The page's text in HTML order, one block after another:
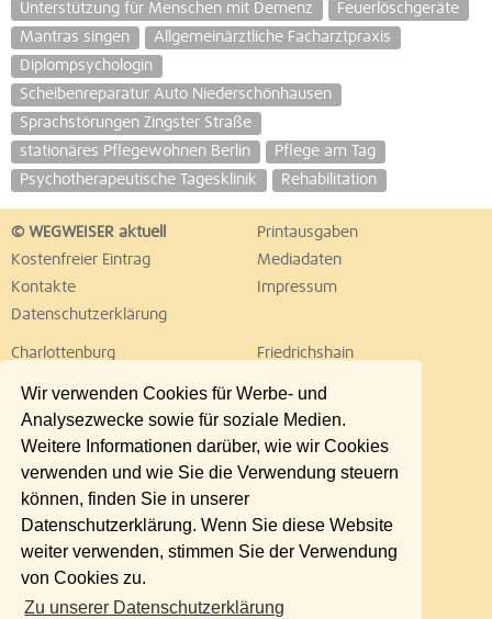
Wir verwenden Cookies für Werbe- und
Analysezwecke sowie für soziale Medien.
Weitere Informationen darüber, wie wir Cookies
verwenden und wie Sie die Verwendung steuern
können, finden Sie in unserer
Datenschutzerklärung. Wenn Sie diese Website
weiter verwenden, stimmen Sie der Verwendung
von Cookies zu.
Zu unserer Datenschutzerklärung
Unterstützung für Menschen mit Demenz
Feuerlöschgeräte
Mantras singen
Allgemeinärztliche Facharztpraxis
Diplompsychologin
Scheibenreparatur Auto Niederschönhausen
Sprachstörungen Zingster Straße
stationäres Pflegewohnen Berlin
Pflege am Tag
Psychotherapeutische Tagesklinik
Rehabilitation
© WEGWEISER aktuell
Printausgaben
Kostenfreier Eintrag
Mediadaten
Kontakte
Impressum
Datenschutzerklärung
Charlottenburg
Friedrichshain
Lichtenberg
Marzahn
Neukölln
Pankow
Reinickendorf
Schöneberg
Spandau
Steglitz
Tempelhof
Treptow
Umland Ost